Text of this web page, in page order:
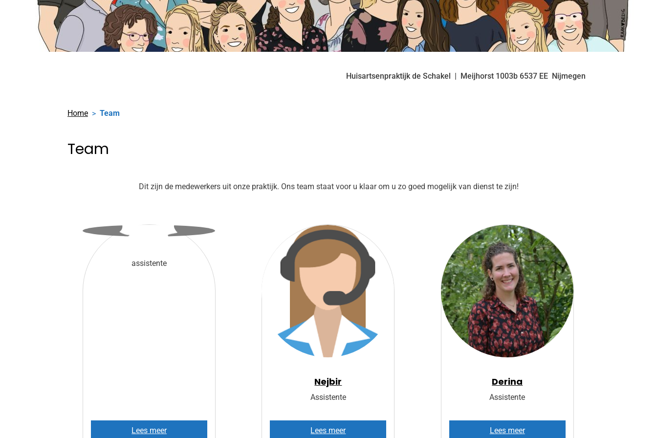
Huisartsenpraktijk de Schakel Meijhorst 1003b 6537 EE Nijmegen
Home Team
Team
Dit zijn de medewerkers uit onze praktijk. Ons team staat voor u klaar om u zo goed mogelijk van dienst te zijn!
assistente
Lees meer
Nejbir
Assistente
Lees meerN
Derina
Assistente
Lees meerD